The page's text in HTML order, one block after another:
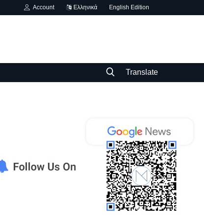
Account Ελληνικά English Edition
Translate